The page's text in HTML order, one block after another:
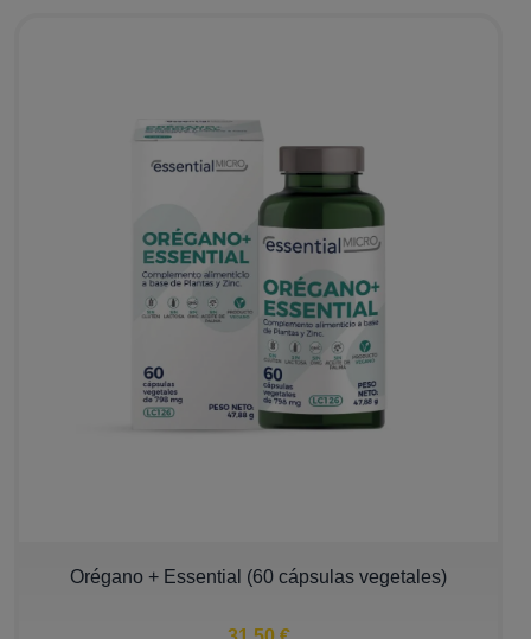
Orégano + Essential (60 cápsulas vegetales)